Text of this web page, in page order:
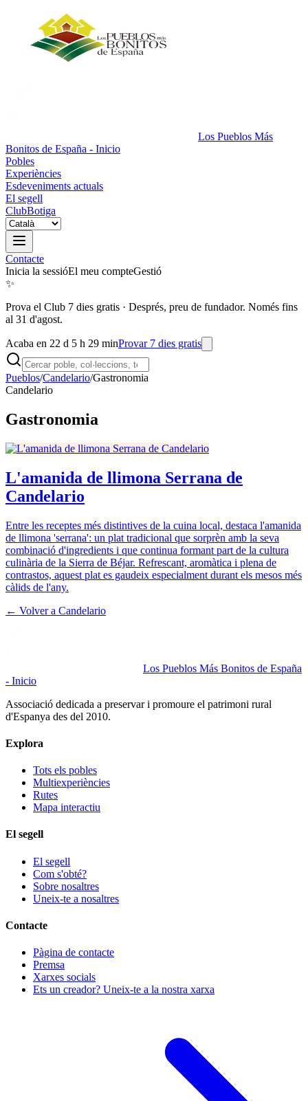
Los Pueblos Más
Bonitos de España - Inicio
Pobles
Experiències
Esdeveniments actuals
El segell
ClubBotiga
Contacte
Inicia la sessióEl meu compteGestió
✨
Prova el Club 7 dies gratis · Després, preu de fundador. Només fins
al 31 d'agost.
Acaba en 22 d 5 h 29 minProvar 7 dies gratis
Pueblos/Candelario/Gastronomia
Candelario
Gastronomia
L'amanida de llimona Serrana de
Candelario
Entre les receptes més distintives de la cuina local, destaca l'amanida
de llimona 'serrana': un plat tradicional que sorprèn amb la seva
combinació d'ingredients i que continua formant part de la cultura
culinària de la Sierra de Béjar. Refrescant, aromàtica i plena de
contrastos, aquest plat es gaudeix especialment durant els mesos més
càlids de l'any.
← Volver a Candelario
Los Pueblos Más Bonitos de España
- Inicio
Associació dedicada a preservar i promoure el patrimoni rural
d'Espanya des del 2010.
Explora
Tots els pobles
Multiexperiències
Rutes
Mapa interactiu
El segell
El segell
Com s'obté?
Sobre nosaltres
Uneix-te a nosaltres
Contacte
Pàgina de contacte
Premsa
Xarxes socials
Ets un creador? Uneix-te a la nostra xarxa